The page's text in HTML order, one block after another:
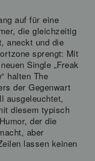
auf für eine
die gleichzeitig
aneckt und die
sprengt: Mit
Single „Freak
halten The
der Gegenwart
ausgeleuchtet,
diesem typisch
der die
aber
lassen keinen